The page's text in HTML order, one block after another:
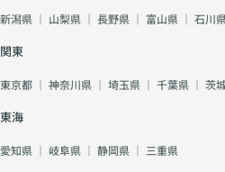
新潟県 ｜ 山梨県 ｜ 長野県 ｜ 富山県 ｜ 石川
関東
東京都 ｜ 神奈川県 ｜ 埼玉県 ｜ 千葉県 ｜ 茨
東海
愛知県 ｜ 岐阜県 ｜ 静岡県 ｜ 三重県